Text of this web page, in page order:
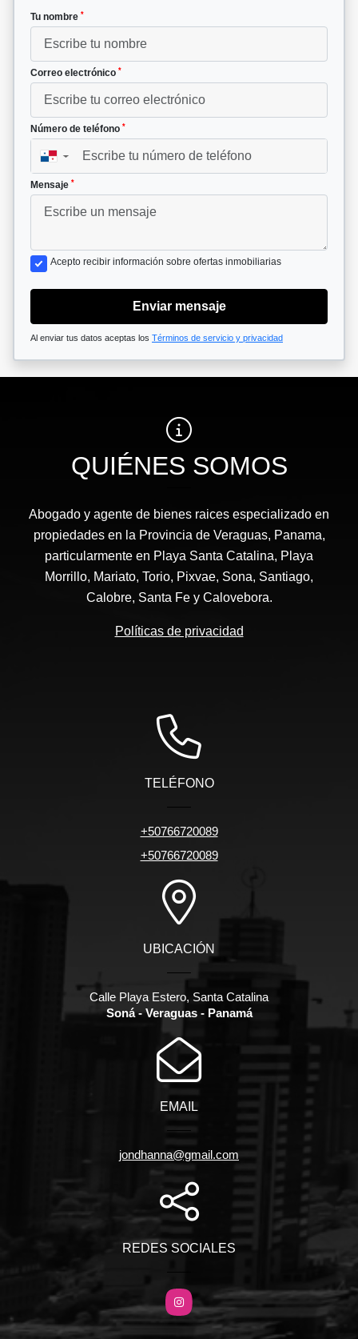
Tu nombre *
Correo electrónico *
Número de teléfono *
▼
Mensaje *
Acepto recibir información sobre ofertas inmobiliarias
Enviar mensaje
Al enviar tus datos aceptas los Términos de servicio y privacidad
QUIÉNES SOMOS
Abogado y agente de bienes raices especializado en
propiedades en la Provincia de Veraguas, Panama,
particularmente en Playa Santa Catalina, Playa
Morrillo, Mariato, Torio, Pixvae, Sona, Santiago,
Calobre, Santa Fe y Calovebora.
Políticas de privacidad
TELÉFONO
+50766720089
+50766720089
UBICACIÓN
Calle Playa Estero, Santa Catalina
Soná - Veraguas - Panamá
EMAIL
jondhanna@gmail.com
REDES SOCIALES
Instagram